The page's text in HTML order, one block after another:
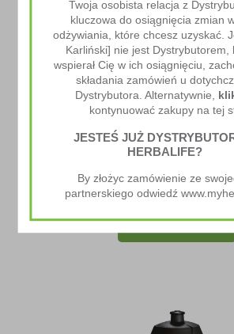
Taśma/Miarka
5.00zł
Twoja osobista relacja z
kluczowa do osiągnięcia zmian
odżywiania, które chcesz uzyskać.
Karliński] nie jest Dystrybutorem,
wspierał Cię w ich osiągnięciu,
składania zamówień u
Dystrybutora. Alternatywnie,
kontynuować zakupy na tej
JESTEŚ JUŻ
HERBALIFE?
By złożyc zamówienie ze
partnerskiego odwiedź